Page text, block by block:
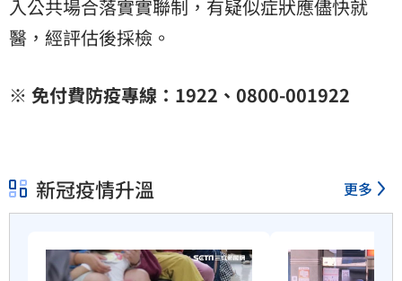
入公共場合落實實聯制，有疑似症狀應儘快就
醫，經評估後採檢。
※ 免付費防疫專線：1922、0800-001922
新冠疫情升溫 更多